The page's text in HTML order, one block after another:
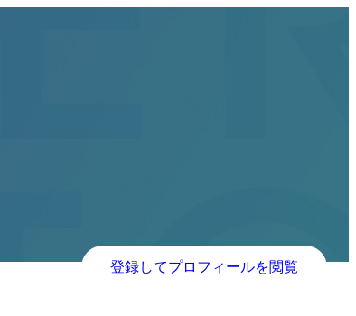
登録してプロフィールを閲覧